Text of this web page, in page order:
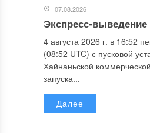
07.08.2026
Экспресс-
4 августа 2026 г. в 16:52
(08:52 UTC) с пусковой
Хайнаньской
запуска...
Далее